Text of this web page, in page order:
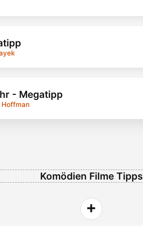
- Megatipp
Hoffman
Komödien Filme Tipps
+